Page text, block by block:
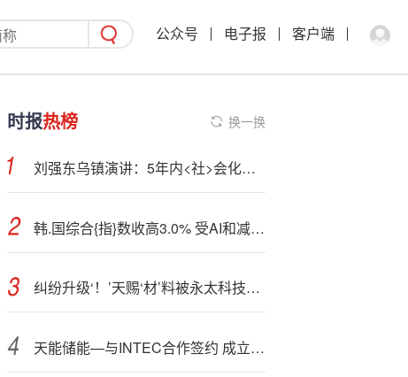
公众号 电子报 客户端
时报热榜 换一换
刘强东乌镇演讲：5年内<社>会化物流成本占GDP比重能降到10%以内 |直击乌镇
韩.国综合{指}数收高3.0% 受AI和减税乐观情绪提振
纠纷升级‘！’天赐‘材’料被永太科技反诉
天能储能—与INTEC合作签约 成立荷兰办事处